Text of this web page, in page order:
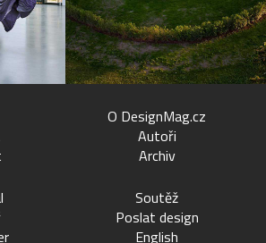
O DesignMag.cz
Autoři
Archiv
Soutěž
Poslat design
English